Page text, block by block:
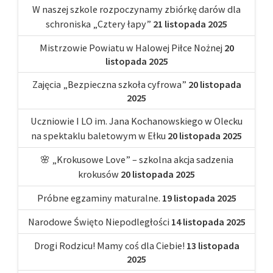
W naszej szkole rozpoczynamy zbiórkę darów dla
schroniska „Cztery łapy” 21 listopada 2025
Mistrzowie Powiatu w Halowej Piłce Nożnej 20
listopada 2025
Zajęcia „Bezpieczna szkoła cyfrowa” 20 listopada
2025
Uczniowie I LO im. Jana Kochanowskiego w Olecku
na spektaklu baletowym w Ełku 20 listopada 2025
🌸 „Krokusowe Love” – szkolna akcja sadzenia
krokusów 20 listopada 2025
Próbne egzaminy maturalne. 19 listopada 2025
Narodowe Święto Niepodległości 14 listopada 2025
Drogi Rodzicu! Mamy coś dla Ciebie! 13 listopada
2025